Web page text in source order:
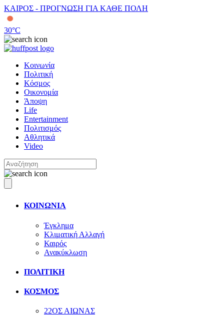
ΚΑΙΡΟΣ - ΠΡΟΓΝΩΣΗ ΓΙΑ ΚΑΘΕ ΠΟΛΗ
30°C
Κοινωνία
Πολιτική
Κόσμος
Οικονομία
Άποψη
Life
Entertainment
Πολιτισμός
Αθλητικά
Video
ΚΟΙΝΩΝΙΑ
Έγκλημα
Κλιματική Αλλαγή
Καιρός
Ανακύκλωση
ΠΟΛΙΤΙΚΗ
ΚΟΣΜΟΣ
22ΟΣ ΑΙΩΝΑΣ